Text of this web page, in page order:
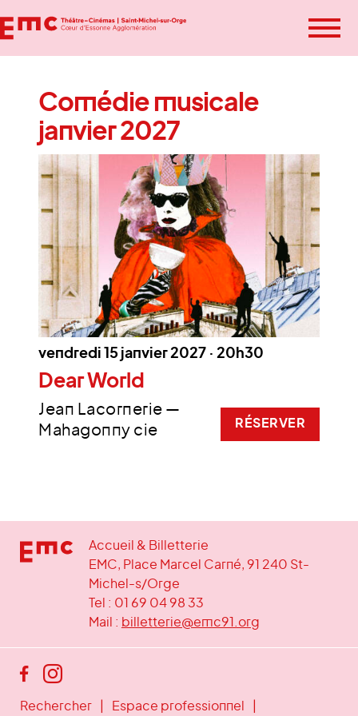
Spectacle
Cinéma
L’EMC
Infos pratiques
BILLETTERIE SPECTACLES BILLETTERIE CINÉMA
Comédie musicale
janvier 2027
vendredi 15 janvier 2027 · 20h30
Dear World
Jean Lacornerie —
Mahagonny cie
RÉSERVER
Accueil & Billetterie
EMC, Place Marcel Carné, 91 240 St-
Michel-s/Orge
Tel : 01 69 04 98 33
Mail : billetterie@emc91.org
F
c
I
s
Rechercher Espace professionnel